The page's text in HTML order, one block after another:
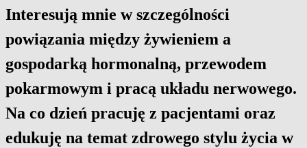
Interesują mnie w szczególności
powiązania między żywieniem a
gospodarką hormonalną, przewodem
pokarmowym i pracą układu nerwowego.
Na co dzień pracuję z pacjentami oraz
edukuję na temat zdrowego stylu życia w